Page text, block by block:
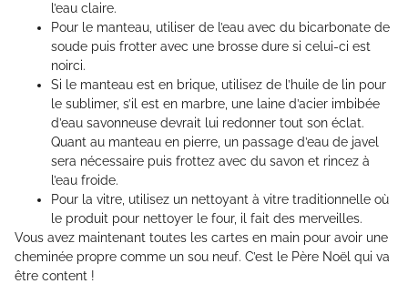
l’eau claire.
Pour le manteau, utiliser de l’eau avec du bicarbonate de
soude puis frotter avec une brosse dure si celui-ci est
noirci.
Si le manteau est en brique, utilisez de l’huile de lin pour
le sublimer, s’il est en marbre, une laine d’acier imbibée
d’eau savonneuse devrait lui redonner tout son éclat.
Quant au manteau en pierre, un passage d’eau de javel
sera nécessaire puis frottez avec du savon et rincez à
l’eau froide.
Pour la vitre, utilisez un nettoyant à vitre traditionnelle où
le produit pour nettoyer le four, il fait des merveilles.
Vous avez maintenant toutes les cartes en main pour avoir une
cheminée propre comme un sou neuf. C’est le Père Noël qui va
être content !